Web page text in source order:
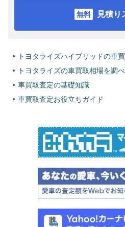
見積り
トヨタライズハイブリッドの車
トヨタライズの車買取相場を調
車買取査定の基礎知識
車買取査定お役立ちガイド